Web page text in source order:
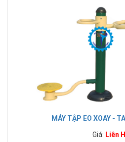
MÁY TẬP EO XOAY -
Giá: Liên